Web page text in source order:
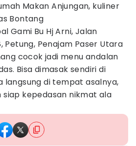
Makan Anjungan, kuliner
Bontang
Gami Bu Hj Arni, Jalan
Petung, Penajam Paser Utara
cocok jadi menu andalan
Bisa dimasak sendiri di
langsung di tempat asalnya,
siap kepedasan nikmat ala